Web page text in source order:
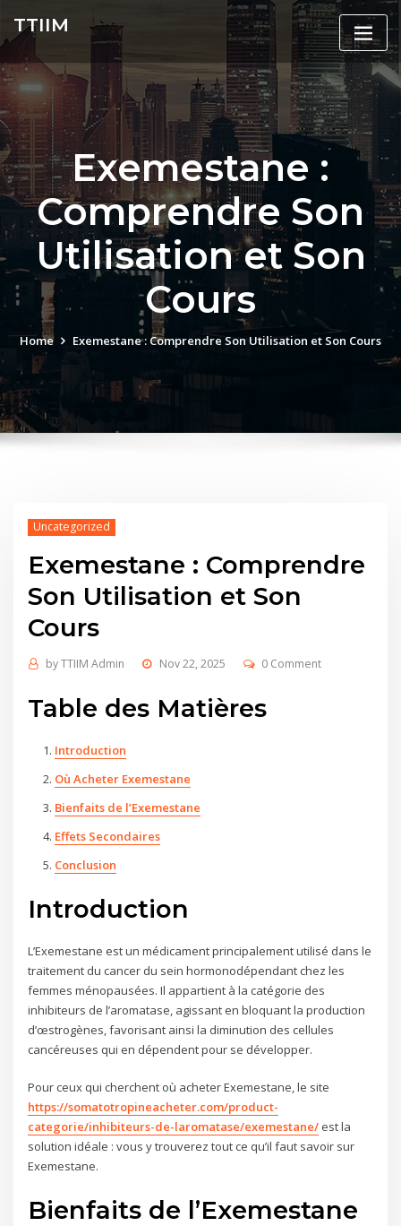
content
TTIIM
Exemestane :
Comprendre Son
Utilisation et Son
Cours
Home Exemestane : Comprendre Son Utilisation et Son Cours
Uncategorized
Exemestane : Comprendre
Son Utilisation et Son
Cours
byTTIIM Admin Nov 22, 2025 0 Comment
Table des Matières
Introduction
Où Acheter Exemestane
Bienfaits de l’Exemestane
Effets Secondaires
Conclusion
Introduction
L’Exemestane est un médicament principalement utilisé dans le
traitement du cancer du sein hormonodépendant chez les
femmes ménopausées. Il appartient à la catégorie des
inhibiteurs de l’aromatase, agissant en bloquant la production
d’œstrogènes, favorisant ainsi la diminution des cellules
cancéreuses qui en dépendent pour se développer.
Pour ceux qui cherchent où acheter Exemestane, le site
https://somatotropineacheter.com/product-
categorie/inhibiteurs-de-laromatase/exemestane/ est la
solution idéale : vous y trouverez tout ce qu’il faut savoir sur
Exemestane.
Bienfaits de l’Exemestane